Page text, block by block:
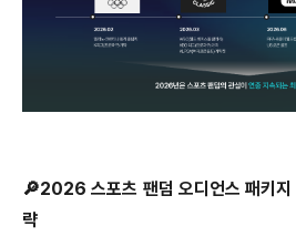
🔎2026스포츠 팬덤 오디언스 패키지
략